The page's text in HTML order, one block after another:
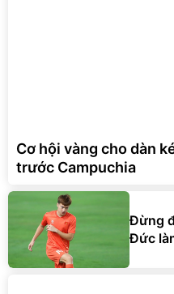
Cơ hội vàng cho dàn
trước Campuchia
Đừng
Đức